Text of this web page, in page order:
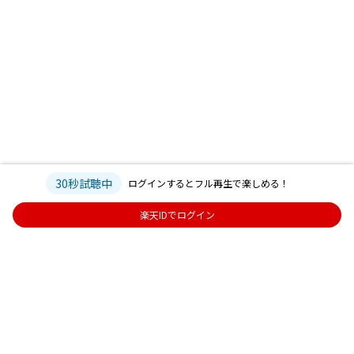
30秒試聴中 ログインするとフル再生で楽しめる！
楽天IDでログイン